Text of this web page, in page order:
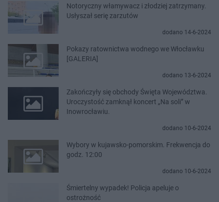
Notoryczny włamywacz i złodziej zatrzymany.
Usłyszał serię zarzutów
dodano 14-6-2024
Pokazy ratownictwa wodnego we Włocławku
[GALERIA]
dodano 13-6-2024
Zakończyły się obchody Święta Województwa.
Uroczystość zamknął koncert „Na soli” w
Inowrocławiu.
dodano 10-6-2024
Wybory w kujawsko-pomorskim. Frekwencja do
godz. 12:00
dodano 10-6-2024
Śmiertelny wypadek! Policja apeluje o
ostrożność